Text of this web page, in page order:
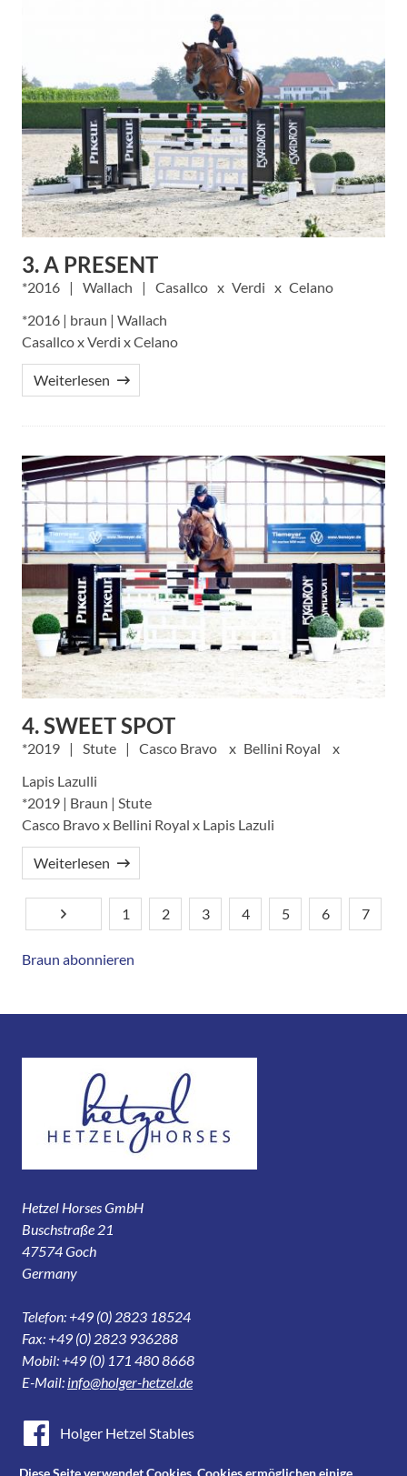
3. A PRESENT
2016 Wallach Casallco Verdi
Celano
*2016 | braun | Wallach
Casallco x Verdi x Celano
Weiterlesen
4. SWEET SPOT
2019 Stute Casco Bravo
Bellini Royal
Lapis Lazulli
*2019 | Braun | Stute
Casco Bravo x Bellini Royal x Lapis Lazuli
Weiterlesen
Seitennummerierung
Nächste SeiteAktuelle
1
Seite
2
Seite
3
Seite
4
Seite
5
Seite
6
Seite
7
Braun abonnieren
Hetzel Horses GmbH
Buschstraße 21
47574 Goch
Germany
Telefon: +49 (0) 2823 18524
Fax: +49 (0) 2823 936288
Mobil: +49 (0) 171 480 8668
E-Mail: info@holger-hetzel.de
Holger Hetzel Stables
Holger Hetzel Sport Horse Sales
Diese Seite verwendet Cookies. Cookies ermöglichen einige